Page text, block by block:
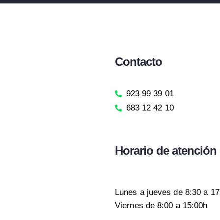
Contacto
923 99 39 01
683 12 42 10
Horario de atención
Lunes a jueves de 8:30 a
Viernes de 8:00 a 15:00h